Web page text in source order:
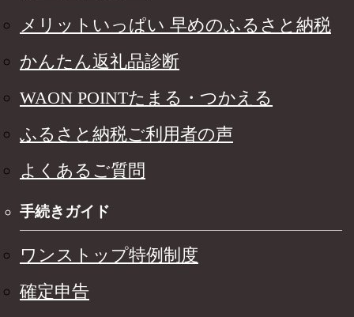
メリットいっぱい 早めのふるさと納税
かんたん返礼品診断
WAON POINTたまる・つかえる
ふるさと納税ご利用者の声
よくあるご質問
手続きガイド
ワンストップ特例制度
確定申告